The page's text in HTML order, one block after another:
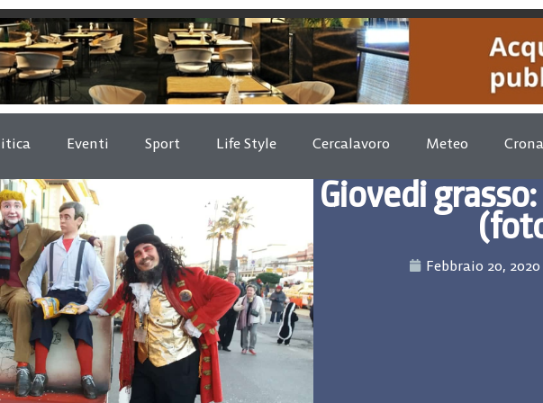
Eventi Sport Life Style Cercalavoro Meteo
Giovedi
Febbraio 20, 2020